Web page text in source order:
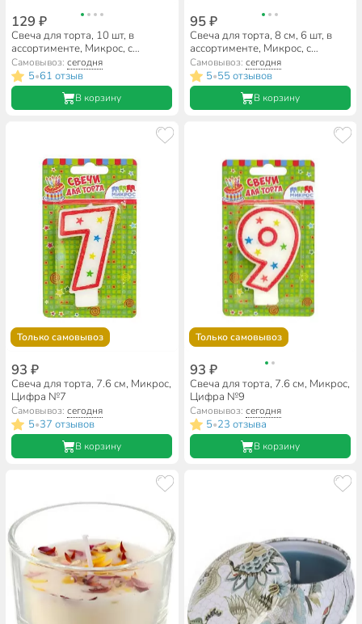
129 ₽
Свеча для торта, 10 шт, в
ассортименте, Микрос, с
подставкой блестящая
Самовывоз:сегодня
5•61 отзыв
В корзину
95 ₽
Свеча для торта, 8 см, 6 шт, в
ассортименте, Микрос, с
держателями, ч04704
Самовывоз: сегодня
5•55 отзывов
В корзину
Только самовывоз
93 ₽
Свеча для торта, 7.6 см, Микрос,
Цифра №7
Самовывоз:сегодня
5•37 отзывов
В корзину
Только самовывоз
93 ₽
Свеча для торта, 7.6 см, Микрос,
Цифра №9
Самовывоз: сегодня
5•23 отзыва
В корзину